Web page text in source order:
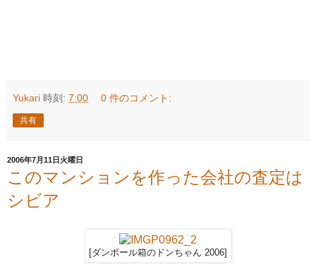
Yukari 時刻: 7:00 0 件のコメント:
共有
2006年7月11日火曜日
このマンションを作った会社の査定は
シビア
[ダンボール箱のドンちゃん 2006]